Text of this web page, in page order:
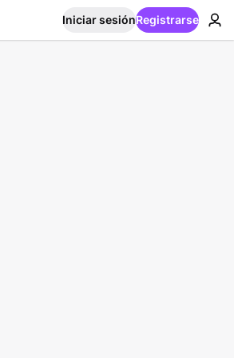
Iniciar sesiónRegistrarse